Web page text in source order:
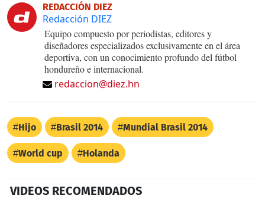
REDACCIÓN DIEZ
Redacción DIEZ
Equipo compuesto por periodistas, editores y
diseñadores especializados exclusivamente en el área
deportiva, con un conocimiento profundo del fútbol
hondureño e internacional.
redaccion@diez.hn
Hijo Brasil 2014 Mundial Brasil 2014
World cup Holanda
VIDEOS RECOMENDADOS